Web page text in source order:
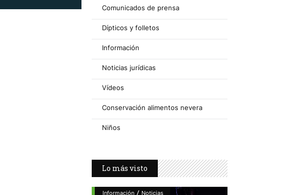
Comunicados de prensa
Dípticos y folletos
Información
Noticias jurídicas
Vídeos
Conservación alimentos nevera
Niños
Lo más visto
Información / Noticias